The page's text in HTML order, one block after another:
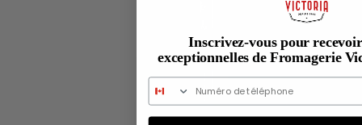
Inscrivez-vous pour
exceptionnelles de Fromagerie